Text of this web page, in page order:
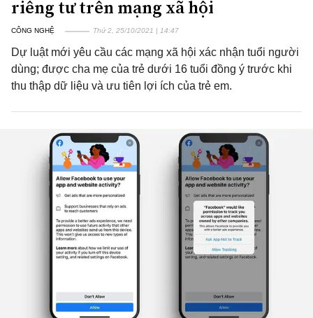
riêng tư trên mạng xã hội
CÔNG NGHỆ Thứ 2, 25/10/2021 | 14:47
Dự luật mới yêu cầu các mạng xã hội xác nhận tuổi người
dùng; được cha mẹ của trẻ dưới 16 tuổi đồng ý trước khi
thu thập dữ liệu và ưu tiên lợi ích của trẻ em.